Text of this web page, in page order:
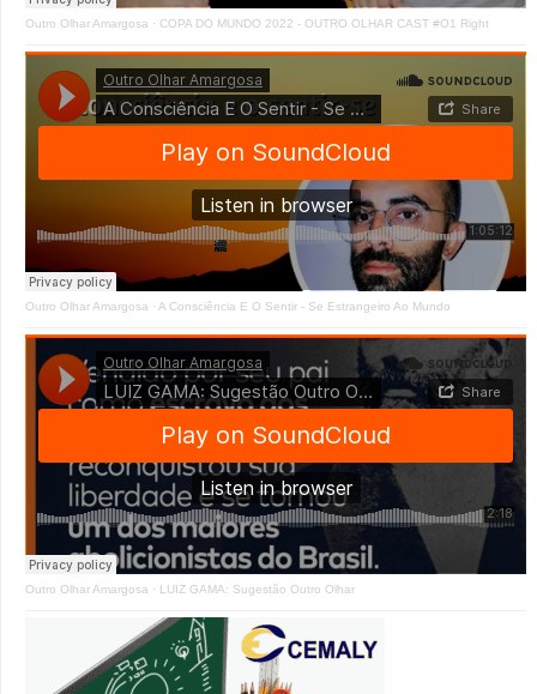
Outro Olhar Amargosa · COPA DO MUNDO 2022 - OUTRO OLHAR CAST #O1 Right
Outro Olhar Amargosa · A Consciência E O Sentir - Se Estrangeiro Ao Mundo
Outro Olhar Amargosa · LUIZ GAMA: Sugestão Outro Olhar